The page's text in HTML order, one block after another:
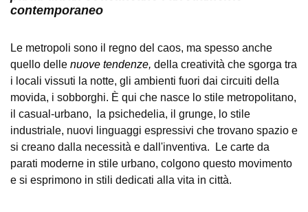
Le metropoli sono il regno del caos, ma spesso anche
locali vissuti la notte, gli ambienti fuori dai circuiti della
movida, i sobborghi. È qui che nasce lo stile metropolitano,
il casual-urbano, la psichedelia, il grunge, lo stile industriale,
nuovi linguaggi espressivi che trovano spazio e si creano
dalla necessità e dall'inventiva. Le
carte da parati moderne
in stile urbano
, colgono questo movimento e si esprimono
in stili dedicati alla vita in città.